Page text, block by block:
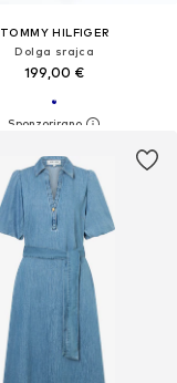
TOMMY HILFIGER
Dolga srajca
199,00 €